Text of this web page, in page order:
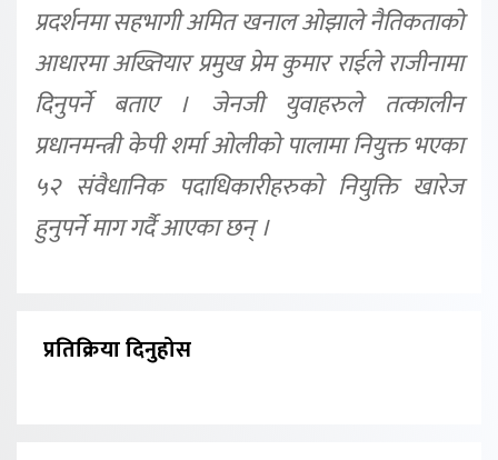
प्रदर्शनमा सहभागी अमित खनाल ओझाले नैतिकताको
आधारमा अख्तियार प्रमुख प्रेम कुमार राईले राजीनामा
दिनुपर्ने बताए । जेनजी युवाहरुले तत्कालीन
प्रधानमन्त्री केपी शर्मा ओलीको पालामा नियुक्त भएका
५२ संवैधानिक पदाधिकारीहरुको नियुक्ति खारेज
हुनुपर्ने माग गर्दै आएका छन् ।
प्रतिक्रिया दिनुहोस